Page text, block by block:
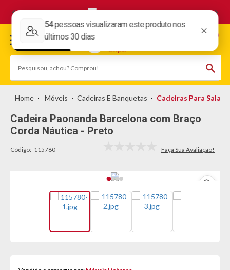
Frete Grátis
Móveis Cadeiras E Banquetas Cadeiras Para Sala
Cadeira Paonanda Barcelona com Braço
Corda Náutica - Preto
Código: 115780